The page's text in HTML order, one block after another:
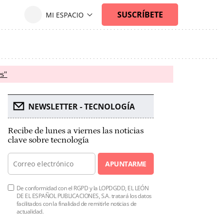
NEWSLETTER - TECNOLOGÍA
Recibe de lunes a viernes las noticias
clave sobre tecnología
APUNTARME
De conformidad con el RGPD y la LOPDGDD, EL LEÓN
DE EL ESPAÑOL PUBLICACIONES, S.A. tratará los datos
facilitados con la finalidad de remitirle noticias de
actualidad.